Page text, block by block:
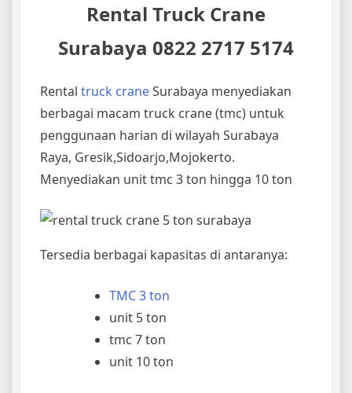
Rental Truck Crane
Surabaya 0822 2717 5174
Rental truck craneSurabaya menyediakan
berbagai macam truck crane (tmc) untuk
penggunaan harian di wilayah Surabaya
Raya, Gresik,Sidoarjo,Mojokerto.
Menyediakan unit tmc 3 ton hingga 10 ton
Tersedia berbagai kapasitas di antaranya:
TMC 3 ton
unit 5 ton
tmc 7 ton
unit 10 ton